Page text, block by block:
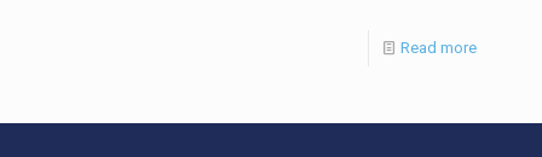
Read more